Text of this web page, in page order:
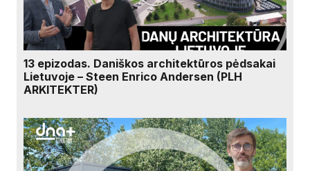
13 epizodas. Daniškos architektūros pėdsakai
Lietuvoje – Steen Enrico Andersen (PLH
ARKITEKTER)